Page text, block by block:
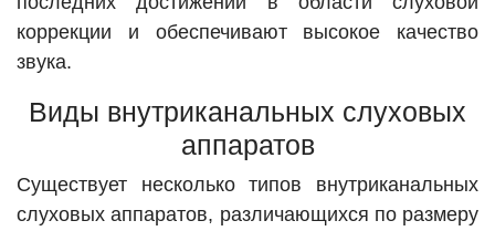
коррекции и обеспечивают высокое качество
звука.
Виды внутриканальных слуховых
аппаратов
Существует несколько типов внутриканальных
слуховых аппаратов, различающихся по размеру